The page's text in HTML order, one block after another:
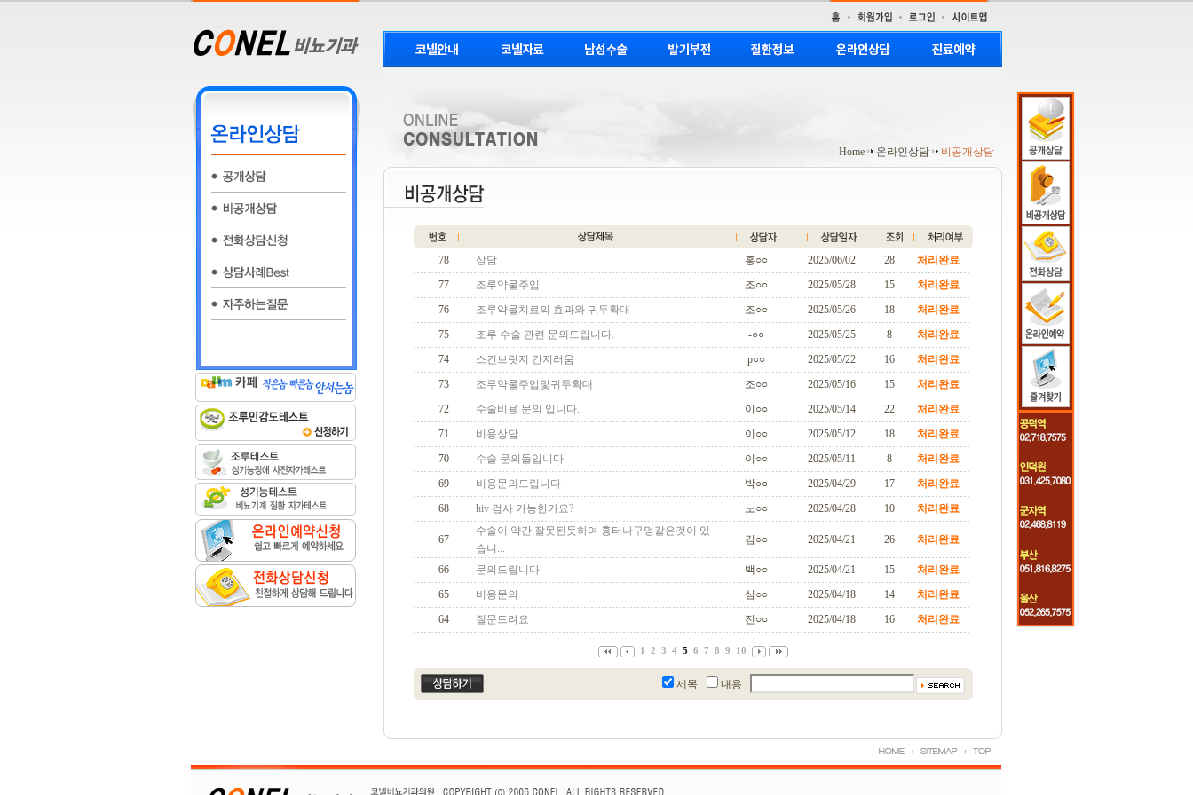
Home 온라인상담 비공개상담
78 상담 홍○○ 2025/06/02 28
처리완료
77
조루약물주입 조○○ 2025/05/28 15
처리완료
76
조루약물치료의 효과와 귀두확대 조○○ 2025/05/26 18
처리완료
75
조루 수술 관련 문의드립니다. -○○ 2025/05/25 8
처리완료
74
스킨브릿지 간지러움 p○○ 2025/05/22 16
처리완료
73
조루약물주입및귀두확대 조○○ 2025/05/16 15
처리완료
72
수술비용 문의 입니다. 이○○ 2025/05/14 22
처리완료
71
비용상담 이○○ 2025/05/12 18
처리완료
70
수술 문의들입니다 이○○ 2025/05/11 8
처리완료
69
비용문의드립니다 박○○ 2025/04/29 17
처리완료
68
hiv 검사 가능한가요? 노○○ 2025/04/28 10 처리완료
67
수술이 약간 잘못된듯하여 흉터나구멍같은것이 있
습니...
김○○ 2025/04/21 26 처리완료
66 문의드립니다 백○○ 2025/04/21 15
처리완료
65
비용문의 심○○ 2025/04/18 14
처리완료
64
질문드려요 전○○ 2025/04/18 16 처리완료
1 2 3 4 5 6 7 8 9 10
제목 내용